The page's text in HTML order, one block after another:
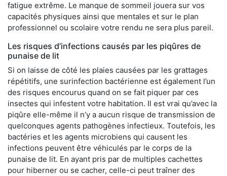
fatigue extrême. Le manque de sommeil jouera sur vos
capacités physiques ainsi que mentales et sur le plan
professionnel ou scolaire votre rendu ne sera plus pareil.
Les risques d’infections causés par les piqûres de
punaise de lit
Si on laisse de côté les plaies causées par les grattages
répétitifs, une surinfection bactérienne est également l’un
des risques encourus quand on se fait piquer par ces
insectes qui infestent votre habitation. Il est vrai qu’avec la
piqûre elle-même il n’y a aucun risque de transmission de
quelconques agents pathogènes infectieux. Toutefois, les
bactéries et les agents microbiens qui causent les
infections peuvent être véhiculés par le corps de la
punaise de lit. En ayant pris par de multiples cachettes
pour hiberner ou se cacher, celle-ci peut traîner des